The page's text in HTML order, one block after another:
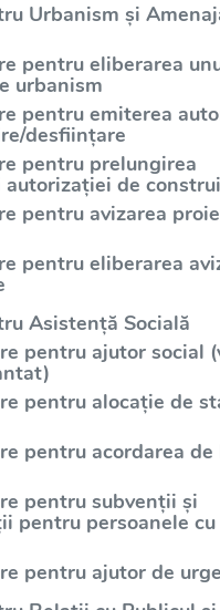
Urbanism și
pentru eliberarea
urbanism
pentru emiterea
desființare
pentru prelungirea
de
pentru avizarea
pentru eliberarea
Asistență Socială
pentru ajutor social
pentru alocație de
pentru acordarea
pentru subvenții și
pentru persoanele cu
pentru ajutor de